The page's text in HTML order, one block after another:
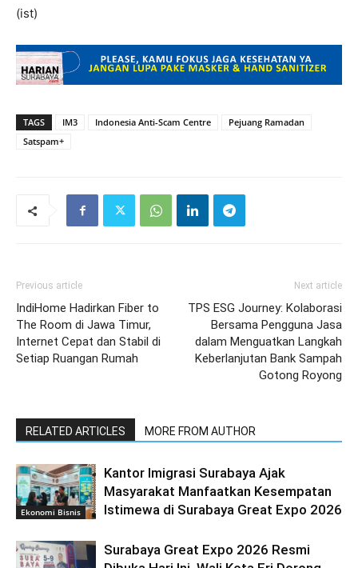
(ist)
TAGS IM3 Indonesia Anti-Scam Centre
Pejuang Ramadan
Satspam+
Previous article
IndiHome Hadirkan Fiber to
The Room di Jawa Timur,
Internet Cepat dan Stabil di
Setiap Ruangan Rumah
Next article
TPS ESG Journey: Kolaborasi
Bersama Pengguna Jasa
dalam Menguatkan Langkah
Keberlanjutan Bank Sampah
Gotong Royong
RELATED ARTICLES MORE FROM AUTHOR
Ekonomi Bisnis
Kantor Imigrasi Surabaya Ajak
Masyarakat Manfaatkan Kesempatan
Istimewa di Surabaya Great Expo 2026
Surabaya Great Expo 2026 Resmi